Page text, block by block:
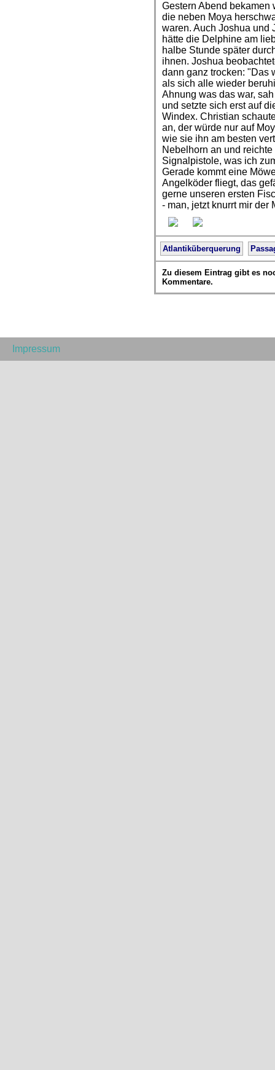
Gestern Abend
die neben Moya
waren. Auch Joshua und
hätte die Delphine am
halbe Stunde später
ihnen. Joshua
dann ganz trocken: "Das
als sich alle wieder
Ahnung was das war,
und setzte sich erst auf
Windex. Christian
an, der würde nur auf
wie sie ihn am besten
Nebelhorn an und
Signalpistole, was ich
Gerade kommt eine
Angelköder fliegt, das
gerne unseren ersten
- man, jetzt knurrt mir der
Atlantiküberquerung
Zu diesem Eintrag gibt es
Kommentare.
Impressum